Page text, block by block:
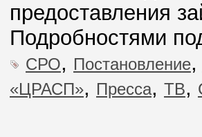
предоставления
Подробностями
СРО, Постановление,
«ЦРАСП», Пресса, ТВ,